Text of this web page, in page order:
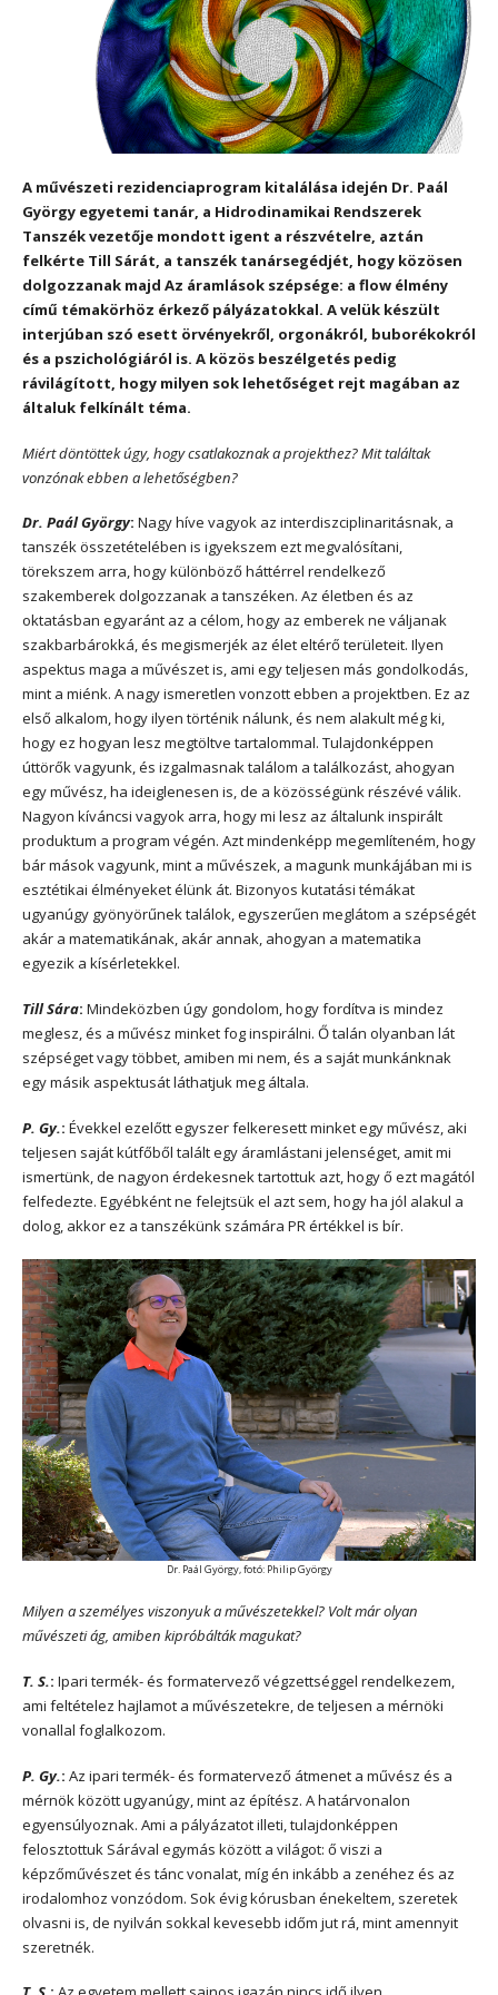
A művészeti rezidenciaprogram kitalálása idején Dr. Paál
György egyetemi tanár, a Hidrodinamikai Rendszerek
Tanszék vezetője mondott igent a részvételre, aztán
felkérte Till Sárát, a tanszék tanársegédjét, hogy közösen
dolgozzanak majd Az áramlások szépsége: a flow élmény
című témakörhöz érkező pályázatokkal. A velük készült
interjúban szó esett örvényekről, orgonákról, buborékokról
és a pszichológiáról is. A közös beszélgetés pedig
rávilágított, hogy milyen sok lehetőséget rejt magában az
általuk felkínált téma.
Miért döntöttek úgy, hogy csatlakoznak a projekthez? Mit találtak
vonzónak ebben a lehetőségben?
Dr. Paál György: Nagy híve vagyok az interdiszciplinaritásnak, a
tanszék összetételében is igyekszem ezt megvalósítani,
törekszem arra, hogy különböző háttérrel rendelkező
szakemberek dolgozzanak a tanszéken. Az életben és az
oktatásban egyaránt az a célom, hogy az emberek ne váljanak
szakbarbárokká, és megismerjék az élet eltérő területeit. Ilyen
aspektus maga a művészet is, ami egy teljesen más gondolkodás,
mint a miénk. A nagy ismeretlen vonzott ebben a projektben. Ez az
első alkalom, hogy ilyen történik nálunk, és nem alakult még ki,
hogy ez hogyan lesz megtöltve tartalommal. Tulajdonképpen
úttörők vagyunk, és izgalmasnak találom a találkozást, ahogyan
egy művész, ha ideiglenesen is, de a közösségünk részévé válik.
Nagyon kíváncsi vagyok arra, hogy mi lesz az általunk inspirált
produktum a program végén. Azt mindenképp megemlíteném, hogy
bár mások vagyunk, mint a művészek, a magunk munkájában mi is
esztétikai élményeket élünk át. Bizonyos kutatási témákat
ugyanúgy gyönyörűnek találok, egyszerűen meglátom a szépségét
akár a matematikának, akár annak, ahogyan a matematika
egyezik a kísérletekkel.
Till Sára: Mindeközben úgy gondolom, hogy fordítva is mindez
meglesz, és a művész minket fog inspirálni. Ő talán olyanban lát
szépséget vagy többet, amiben mi nem, és a saját munkánknak
egy másik aspektusát láthatjuk meg általa.
P. Gy.: Évekkel ezelőtt egyszer felkeresett minket egy művész, aki
teljesen saját kútfőből talált egy áramlástani jelenséget, amit mi
ismertünk, de nagyon érdekesnek tartottuk azt, hogy ő ezt magától
felfedezte. Egyébként ne felejtsük el azt sem, hogy ha jól alakul a
dolog, akkor ez a tanszékünk számára PR értékkel is bír.
Dr. Paál György, fotó: Philip György
Milyen a személyes viszonyuk a művészetekkel? Volt már olyan
művészeti ág, amiben kipróbálták magukat?
T. S.: Ipari termék- és formatervező végzettséggel rendelkezem,
ami feltételez hajlamot a művészetekre, de teljesen a mérnöki
vonallal foglalkozom.
P. Gy.: Az ipari termék- és formatervező átmenet a művész és a
mérnök között ugyanúgy, mint az építész. A határvonalon
egyensúlyoznak. Ami a pályázatot illeti, tulajdonképpen
felosztottuk Sárával egymás között a világot: ő viszi a
képzőművészet és tánc vonalat, míg én inkább a zenéhez és az
irodalomhoz vonzódom. Sok évig kórusban énekeltem, szeretek
olvasni is, de nyilván sokkal kevesebb időm jut rá, mint amennyit
szeretnék.